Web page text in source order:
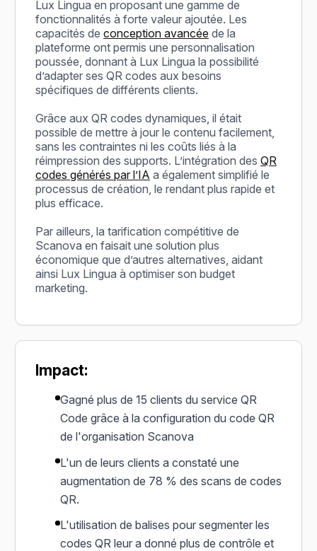
Lux Lingua en proposant une gamme de
fonctionnalités à forte valeur ajoutée. Les
capacités de conception avancée de la
plateforme ont permis une personnalisation
poussée, donnant à Lux Lingua la possibilité
d’adapter ses QR codes aux besoins
spécifiques de différents clients.
Grâce aux QR codes dynamiques, il était
possible de mettre à jour le contenu facilement,
sans les contraintes ni les coûts liés à la
réimpression des supports. L’intégration des QR
codes générés par l’IA a également simplifié le
processus de création, le rendant plus rapide et
plus efficace.
Par ailleurs, la tarification compétitive de
Scanova en faisait une solution plus
économique que d’autres alternatives, aidant
ainsi Lux Lingua à optimiser son budget
marketing.
Impact:
Gagné plus de 15 clients du service QR
Code grâce à la configuration du code QR
de l'organisation Scanova
L'un de leurs clients a constaté une
augmentation de 78 % des scans de codes
QR.
L'utilisation de balises pour segmenter les
codes QR leur a donné plus de contrôle et